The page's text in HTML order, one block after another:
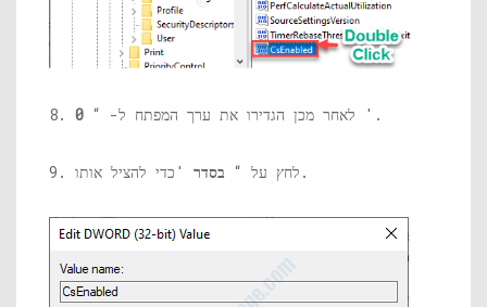
8. לאחר מכן הגדירו את ערך המפתח ל- “ 0 '.
9. לחץ על “ בסדר 'כדי להציל אותו.